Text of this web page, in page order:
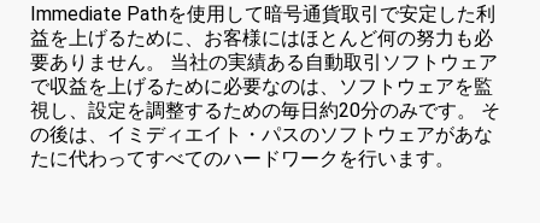
Immediate Pathを使用して暗号通貨取引で安定した利
益を上げるために、お客様にはほとんど何の努力も必
要ありません。 当社の実績ある自動取引ソフトウェア
で収益を上げるために必要なのは、ソフトウェアを監
視し、設定を調整するための毎日約20分のみです。 そ
の後は、イミディエイト・パスのソフトウェアがあな
たに代わってすべてのハードワークを行います。